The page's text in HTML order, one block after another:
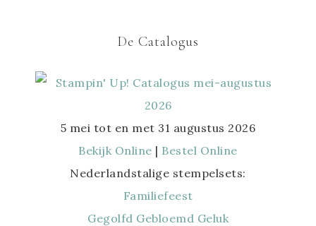
De Catalogus
5 mei tot en met 31 augustus 2026
Bekijk Online | Bestel Online
Nederlandstalige stempelsets:
Familiefeest
Gegolfd Gebloemd Geluk